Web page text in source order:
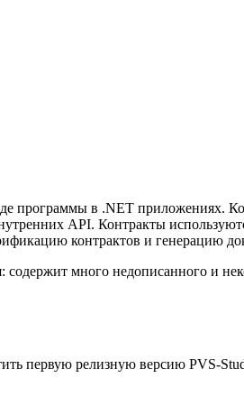
программы в .NET приложениях.
API. Контракты
контрактов и генерацию
много недописанного и
первую релизную версию PVS-